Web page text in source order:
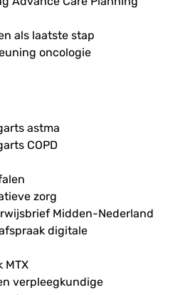
als laatste stap
oncologie
astma
COPD
zorg
Midden-Nederland
digitale
MTX
verpleegkundige